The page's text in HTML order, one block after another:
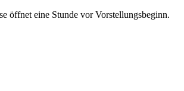
öffnet eine Stunde vor Vorstellungsbeginn.